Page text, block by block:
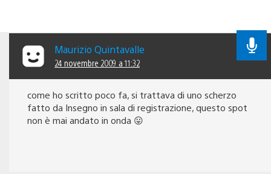
Maurizio Quintavalle
24 novembre 2009 a 11:32
come ho scritto poco fa, si trattava di uno scherzo
fatto da Insegno in sala di registrazione, questo spot
non è mai andato in onda 😛